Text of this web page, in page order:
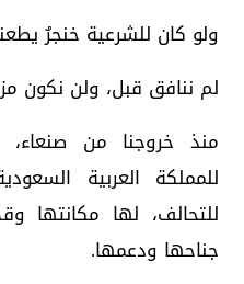
ولو كان للشرعية خنجرٌ
لم ننافق قبل، ولن نكون
منذ خروجنا من صنعاء،
للمملكة العربية
للتحالف، لها مكانتها
جناحها ودعمها.